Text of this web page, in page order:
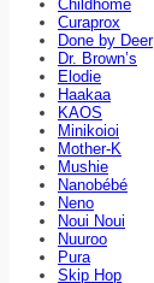
Childhome
Curaprox
Done by Deer
Dr. Brown’s
Elodie
Haakaa
KAOS
Minikoioi
Mother-K
Mushie
Nanobébé
Neno
Noui Noui
Nuuroo
Pura
Skip Hop